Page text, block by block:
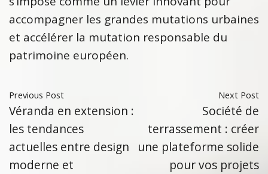
accompagner les grandes mutations urbaines
et accélérer la mutation responsable du
patrimoine européen.
Previous Post
Véranda en extension :
les tendances
actuelles entre design
moderne et
Next Post
Société de
terrassement : créer
une plateforme solide
pour vos projets